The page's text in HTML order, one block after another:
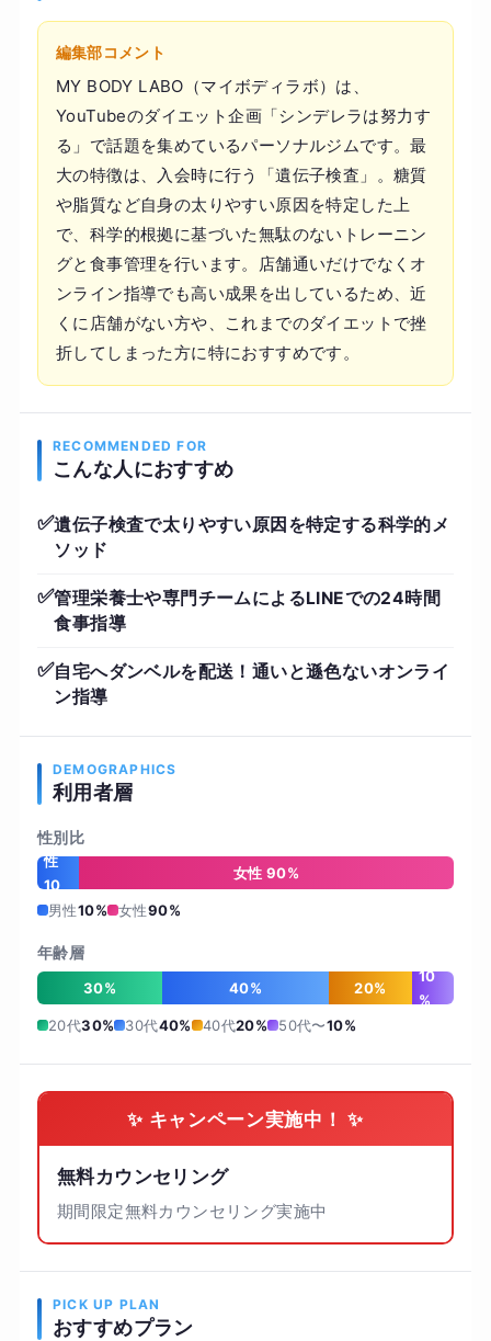
編集部コメント
MY BODY LABO（マイボディラボ）は、
YouTubeのダイエット企画「シンデレラは努力す
る」で話題を集めているパーソナルジムです。最
大の特徴は、入会時に行う「遺伝子検査」。糖質
や脂質など自身の太りやすい原因を特定した上
で、科学的根拠に基づいた無駄のないトレーニン
グと食事管理を行います。店舗通いだけでなくオ
ンライン指導でも高い成果を出しているため、近
くに店舗がない方や、これまでのダイエットで挫
折してしまった方に特におすすめです。
RECOMMENDED FOR
こんな人におすすめ
✅遺伝子検査で太りやすい原因を特定する科学的メ
ソッド
✅管理栄養士や専門チームによるLINEでの24時間
食事指導
✅自宅へダンベルを配送！通いと遜色ないオンライ
ン指導
DEMOGRAPHICS
利用者層
性別比
男
性
10
%
女性 90%
男性10% 女性90%
年齢層
30% 40% 20%
10
%
20代30% 30代40% 40代20% 50代〜10%
✨ キャンペーン実施中！ ✨
無料カウンセリング
期間限定無料カウンセリング実施中
PICK UP PLAN
おすすめプラン